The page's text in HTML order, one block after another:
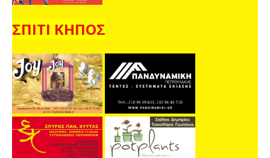
ΣΠΙΤΙ ΚΗΠΟΣ